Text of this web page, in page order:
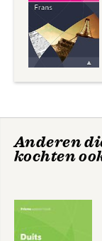
Anderen
kochten